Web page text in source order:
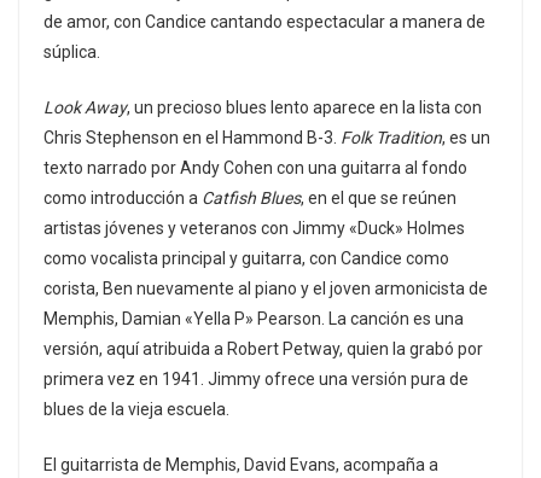
de amor, con Candice cantando espectacular a manera de
súplica.
Look Away, un precioso blues lento aparece en la lista con
Chris Stephenson en el Hammond B-3. Folk Tradition, es un
texto narrado por Andy Cohen con una guitarra al fondo
como introducción a Catfish Blues, en el que se reúnen
artistas jóvenes y veteranos con Jimmy «Duck» Holmes
como vocalista principal y guitarra, con Candice como
corista, Ben nuevamente al piano y el joven armonicista de
Memphis, Damian «Yella P» Pearson. La canción es una
versión, aquí atribuida a Robert Petway, quien la grabó por
primera vez en 1941. Jimmy ofrece una versión pura de
blues de la vieja escuela.
El guitarrista de Memphis, David Evans, acompaña a